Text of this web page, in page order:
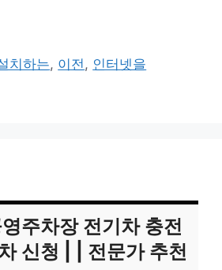
치하는, 이전 , 인터넷을
주차장 전기차 충전
신청 | | 전문가 추천